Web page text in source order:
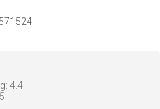
4.4
5